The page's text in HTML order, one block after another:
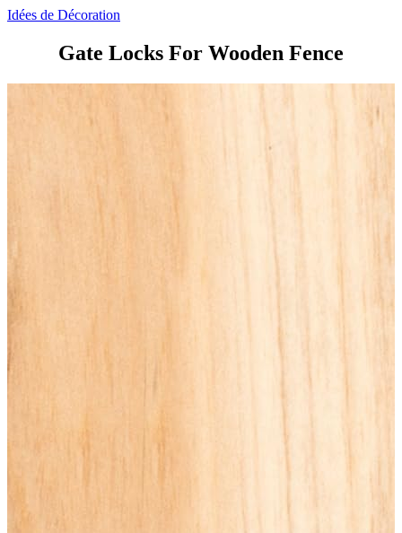
Idées de Décoration
Gate Locks For Wooden Fence